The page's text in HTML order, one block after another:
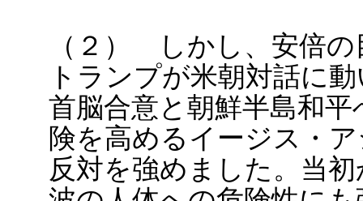
（２） しかし、安倍
トランプが米朝対話に
首脳合意と朝鮮半島和
険を高めるイージス・
反対を強めました。当